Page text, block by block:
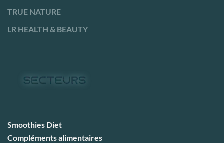
TRUE NATURE
LR HEALTH & BEAUTY
Smoothies Diet
Compléments alimentaires